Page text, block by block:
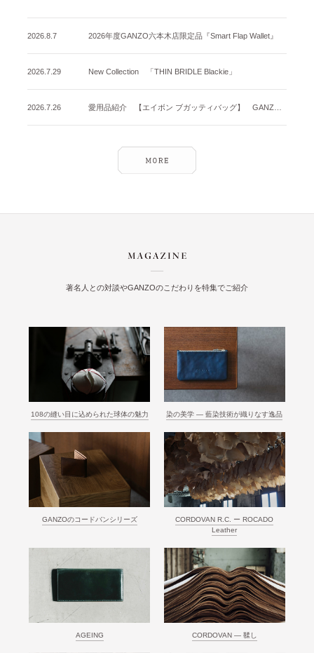
2026.8.7 2026年度GANZO六本木店限定品『Smart Flap Wallet』
2026.7.29 New Collection 「THIN BRIDLE Blackie」
2026.7.26
著名人との対談やGANZOのこだわりを特集でご紹介
108の縫い目に込められた球体の魅力 染の美学 ― 藍染技術が織りなす逸品
GANZOのコードバンシリーズ
CORDOVAN R.C. ー ROCADO
Leather
AGEING CORDOVAN ― 鞣し